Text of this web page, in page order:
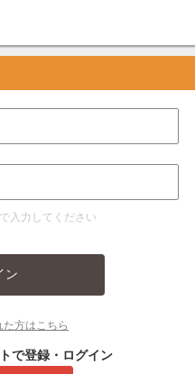
入力してください
ン
方はこちら
で登録・ログイン